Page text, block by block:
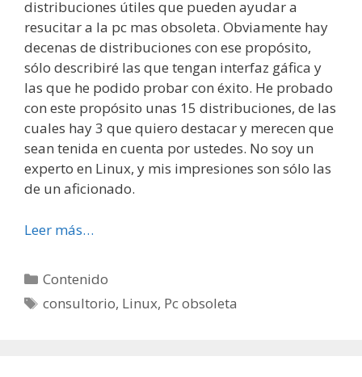
distribuciones útiles que pueden ayudar a
resucitar a la pc mas obsoleta. Obviamente hay
decenas de distribuciones con ese propósito,
sólo describiré las que tengan interfaz gáfica y
las que he podido probar con éxito. He probado
con este propósito unas 15 distribuciones, de las
cuales hay 3 que quiero destacar y merecen que
sean tenida en cuenta por ustedes. No soy un
experto en Linux, y mis impresiones son sólo las
de un aficionado.
Leer más…
Categorías
Contenido
Etiquetas
consultorio, Linux, Pc obsoleta